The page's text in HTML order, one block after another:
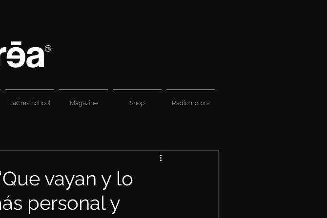
LaCrea School Magazine Shop Radiomotora
vayan y lo
personal y